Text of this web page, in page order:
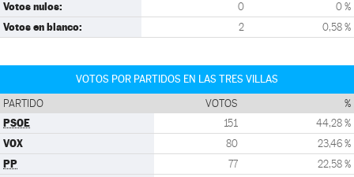
Votos nulos: 0 0 %
Votos en blanco: 2 0,58 %
VOTOS POR PARTIDOS EN LAS TRES VILLAS
PARTIDO VOTOS %
PSOE 151 44,28 %
VOX 80 23,46 %
PP 77 22,58 %